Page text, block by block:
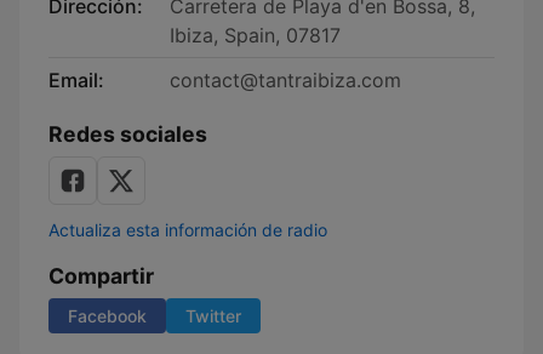
Dirección:
Carretera de Playa d'en Bossa, 8,
Ibiza, Spain, 07817
Email:
contact@tantraibiza.com
Redes sociales
Actualiza esta información de radio
Compartir
Facebook Twitter